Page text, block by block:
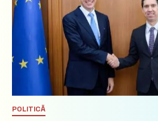
POLITICĂ